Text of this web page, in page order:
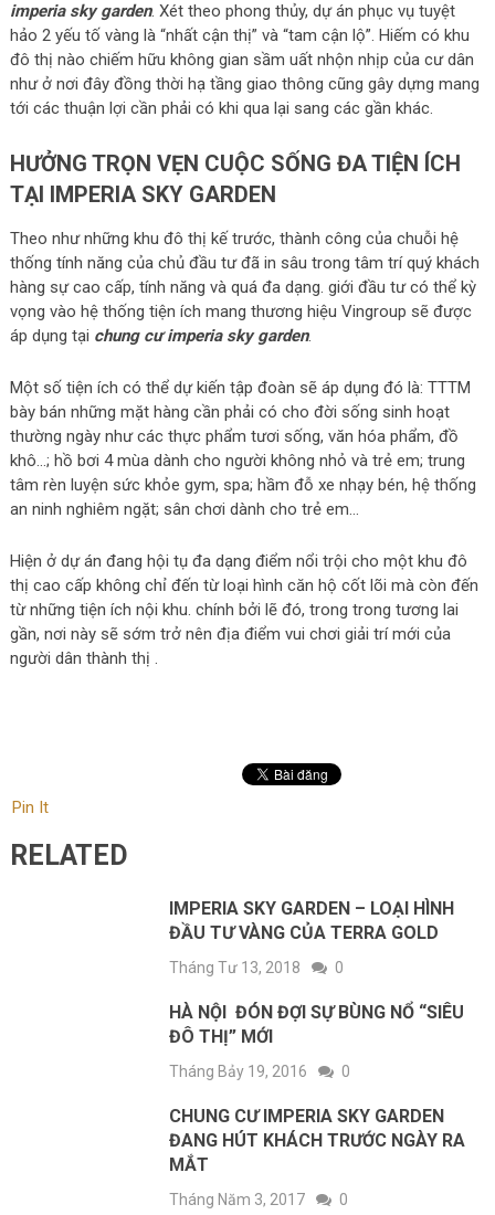
imperia sky garden. Xét theo phong thủy, dự án phục vụ tuyệt
hảo 2 yếu tố vàng là “nhất cận thị” và “tam cận lộ”. Hiếm có khu
đô thị nào chiếm hữu không gian sầm uất nhộn nhịp của cư dân
như ở nơi đây đồng thời hạ tầng giao thông cũng gây dựng mang
tới các thuận lợi cần phải có khi qua lại sang các gần khác.
HƯỞNG TRỌN VẸN CUỘC SỐNG ĐA TIỆN ÍCH
TẠI IMPERIA SKY GARDEN
Theo như những khu đô thị kế trước, thành công của chuỗi hệ
thống tính năng của chủ đầu tư đã in sâu trong tâm trí quý khách
hàng sự cao cấp, tính năng và quá đa dạng. giới đầu tư có thể kỳ
vọng vào hệ thống tiện ích mang thương hiệu Vingroup sẽ được
áp dụng tại chung cư imperia sky garden.
Một số tiện ích có thể dự kiến tập đoàn sẽ áp dụng đó là: TTTM
bày bán những mặt hàng cần phải có cho đời sống sinh hoạt
thường ngày như các thực phẩm tươi sống, văn hóa phẩm, đồ
khô…; hồ bơi 4 mùa dành cho người không nhỏ và trẻ em; trung
tâm rèn luyện sức khỏe gym, spa; hầm đỗ xe nhạy bén, hệ thống
an ninh nghiêm ngặt; sân chơi dành cho trẻ em…
Hiện ở dự án đang hội tụ đa dạng điểm nổi trội cho một khu đô
thị cao cấp không chỉ đến từ loại hình căn hộ cốt lõi mà còn đến
từ những tiện ích nội khu. chính bởi lẽ đó, trong trong tương lai
gần, nơi này sẽ sớm trở nên địa điểm vui chơi giải trí mới của
người dân thành thị .
Pin It
RELATED
IMPERIA SKY GARDEN – LOẠI HÌNH
ĐẦU TƯ VÀNG CỦA TERRA GOLD
Tháng Tư 13, 2018 0
HÀ NỘI ĐÓN ĐỢI SỰ BÙNG NỔ “SIÊU
ĐÔ THỊ” MỚI
Tháng Bảy 19, 2016 0
CHUNG CƯ IMPERIA SKY GARDEN
ĐANG HÚT KHÁCH TRƯỚC NGÀY RA
MẮT
Tháng Năm 3, 2017 0